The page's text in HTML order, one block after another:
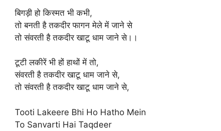
बिगड़ी हो किस्मत भी कभी,
तो बनती है तकदीर फागन मेले में जाने से
तो संवरती है तकदीर खाटू धाम जाने से।।
टूटी लकीरें भी हों हाथों में तो,
संवरती है तकदीर खाटू धाम जाने से,
तो संवरती है तकदीर खाटू धाम जाने से,
Tooti Lakeere Bhi Ho Hatho Mein
To Sanvarti Hai Taqdeer